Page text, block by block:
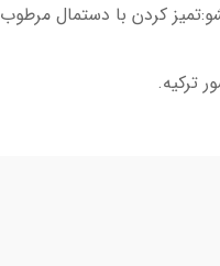
کردن با دستمال مرطوب
ترکیه.